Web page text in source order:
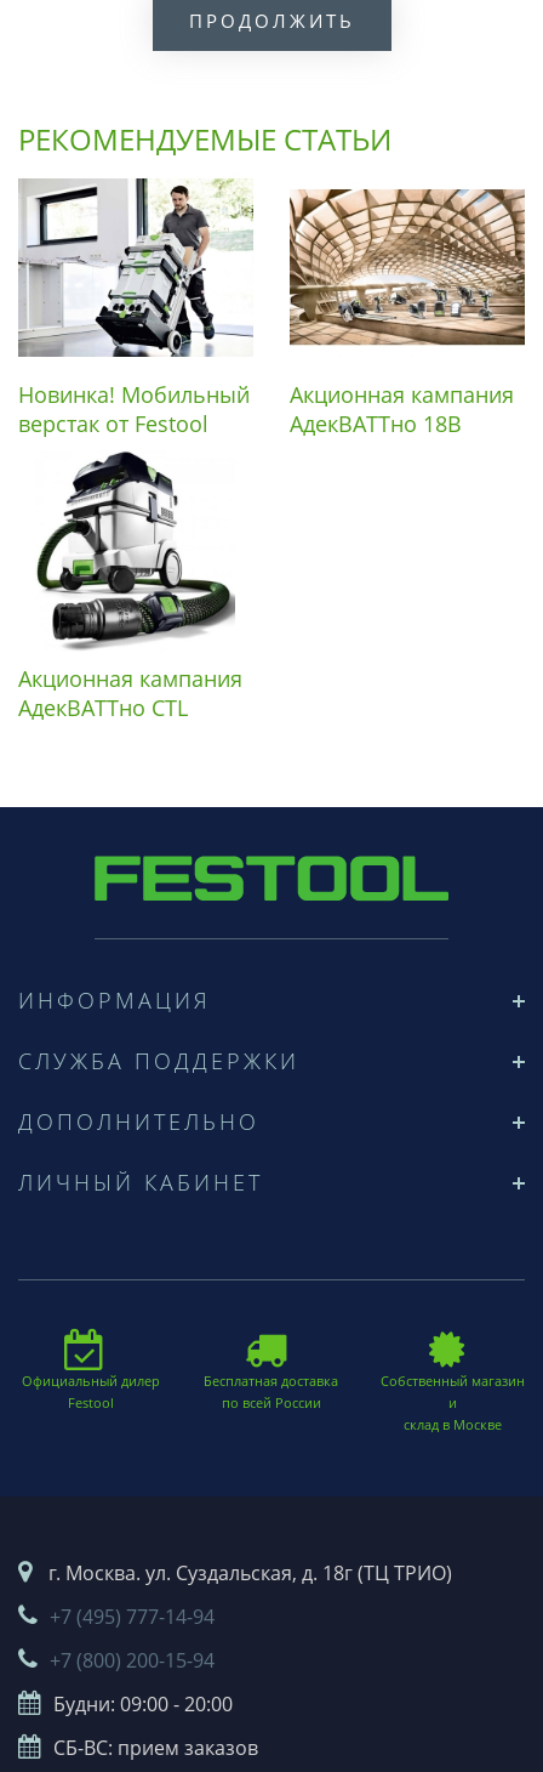
ПРОДОЛЖИТЬ
РЕКОМЕНДУЕМЫЕ СТАТЬИ
Новинка! Мобильный
верстак от Festool
Акционная кампания
АдекВАТТно 18В
Акционная кампания
АдекВАТТно СТL
ИНФОРМАЦИЯ
СЛУЖБА ПОДДЕРЖКИ
ДОПОЛНИТЕЛЬНО
ЛИЧНЫЙ КАБИНЕТ
Официальный дилер
Festool
Бесплатная доставка
по всей России
Собственный магазин
и
склад в Москве
г. Москва. ул. Суздальская, д. 18г (ТЦ ТРИО)
+7 (495) 777-14-94
+7 (800) 200-15-94
Будни: 09:00 - 20:00
СБ-ВС: прием заказов